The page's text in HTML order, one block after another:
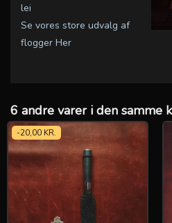
lei
Se vores store udvalg af
flogger Her
6 andre varer i den samme
-20,00 KR.